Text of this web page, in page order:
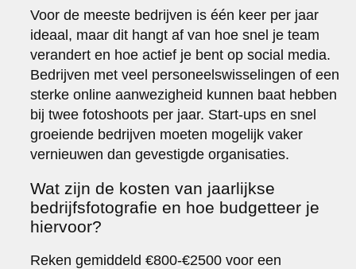
Voor de meeste bedrijven is één keer per jaar
ideaal, maar dit hangt af van hoe snel je team
verandert en hoe actief je bent op social media.
Bedrijven met veel personeelswisselingen of een
sterke online aanwezigheid kunnen baat hebben
bij twee fotoshoots per jaar. Start-ups en snel
groeiende bedrijven moeten mogelijk vaker
vernieuwen dan gevestigde organisaties.
Wat zijn de kosten van jaarlijkse
bedrijfsfotografie en hoe budgetteer je
hiervoor?
Reken gemiddeld €800-€2500 voor een